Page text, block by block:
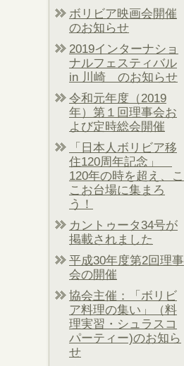
ボリビア映画会開催
のお知らせ
2019インターナショ
ナルフェスティバル
in 川崎 のお知らせ
令和元年度（2019
年）第１回理事会お
よび定時総会開催
「日本人ボリビア移
住120周年記念」
120年の時を超え、こ
こお台場に集まろ
う！
カントゥータ34号が
掲載されました
平成30年度第2回理事
会の開催
協会主催：「ボリビ
ア料理の集い」（料
理実習・シュラスコ
パーティー)のお知ら
せ